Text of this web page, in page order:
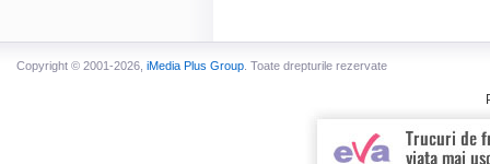
Copyright © 2001-2026, iMedia Plus Group . Toate drepturile rezervate